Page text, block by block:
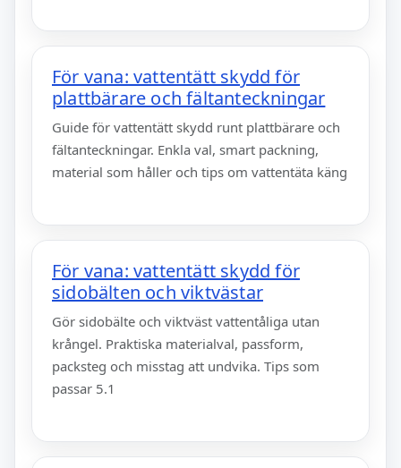
För vana: vattentätt skydd för
plattbärare och fältanteckningar
Guide för vattentätt skydd runt plattbärare och
fältanteckningar. Enkla val, smart packning,
material som håller och tips om vattentäta käng
För vana: vattentätt skydd för
sidobälten och viktvästar
Gör sidobälte och viktväst vattentåliga utan
krångel. Praktiska materialval, passform,
packsteg och misstag att undvika. Tips som
passar 5.1